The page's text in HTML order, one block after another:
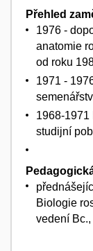
Přehled
1976 -
anatomie
od roku
1971 -
1968-1971
studijní
Biologie
vedení